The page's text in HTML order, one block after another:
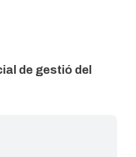
de gestió del